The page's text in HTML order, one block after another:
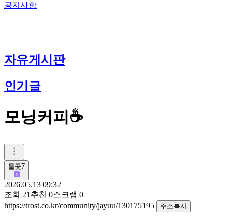
공지사항
자유게시판
인기글
모닝커피☕️
들꽃7
2026.05.13 09:32
조회 21 추천 0스크랩 0
https://trost.co.kr/community/jayuu/130175195
주소복사